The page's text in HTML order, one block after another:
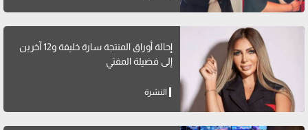
إحالة أوراق المنتجة سارة خليفة و12 آخرين
إلى فضيلة المفتي
النشرة